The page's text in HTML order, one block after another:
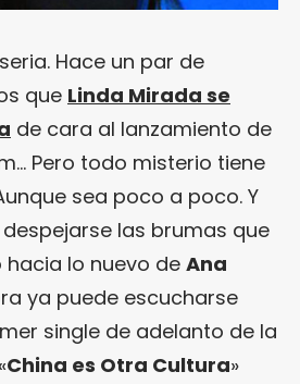
Hace un par de
que Linda Mirada se
de cara al lanzamiento de
Pero todo misterio tiene
sea poco a poco. Y
las brumas que
lo nuevo de Ana
ya puede escucharse
single de adelanto de la
China es Otra Cultura»